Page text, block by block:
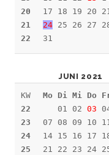
20
21
22
17 18 19 20
2425 26 27
31
JUNI 2021
KW
22
23
24
25
Mo Di Mi Do
01 02 03
07 08 09 10
14 15 16 17
21 22 23 24